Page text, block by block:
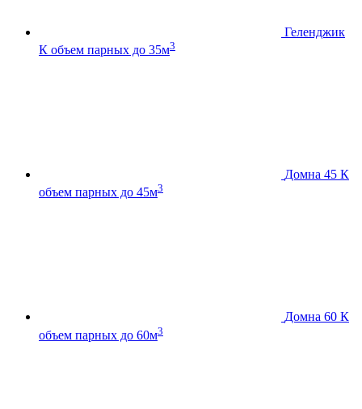
Геленджик
К объем парных до 35м3
Домна 45 К
объем парных до 45м3
Домна 60 К
объем парных до 60м3